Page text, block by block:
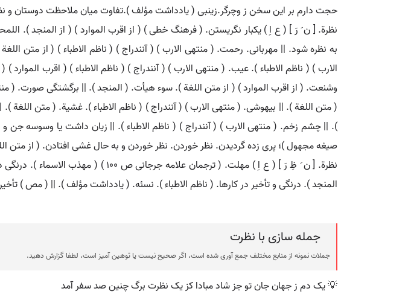
حجت دارم بر این سخن ز وچرگر.زینبی ( یادداشت مؤلف ).تفاوت میان ملاحظت دوستان و
نظرة. [ ن َ رَ ] ( ع اِ ) یکبار نگریستن. ( فرهنگ خطی ) ( از اقرب الموارد ) ( از المنجد ).
به نظره شود. || مهربانی. رحمت. ( منتهی الارب ) ( آنندراج ) ( ناظم الاطباء ) ( از متن
الارب ) ( ناظم الاطباء ). عیب. ( منتهی الارب ) ( آنندراج ) ( ناظم الاطباء ) ( اقرب
وشنعت. ( از اقرب الموارد ) ( از متن اللغة ). سوء هیأت. ( المنجد ). || برگشتگی صورت. (
( متن اللغة ). || بیهوشی. ( منتهی الارب ) ( آنندراج ) ( ناظم الاطباء ). غشیة. ( متن
). || چشم زخم. ( منتهی الارب ) ( آنندراج ) ( ناظم الاطباء ). || زیان داشت یا وسوسه جن
صیغه مجهول )؛ پری زده گردیدن. نظر خوردن. نظر خوردن و به حال غشی افتادن. ( از متن
نظرة. [ ن َ ظِ رَ ] ( ع اِ ) مهلت. ( ترجمان
المنجد ). درنگی و تأخیر در کارها. ( ناظم الاطباء ). نسئه. ( یادداشت مؤلف ). || ( مص )
جمله سازی با نظرت
جملات نمونه از منابع مختلف جمع آوری شده است، اگر صحیح نیست یا توهین آمیز است، لطفا گزارش دهید.
💡 یک دم ز جهان جان تو جز شاد مبادا کز یک نظرت برگ چنین صد سفر آمد